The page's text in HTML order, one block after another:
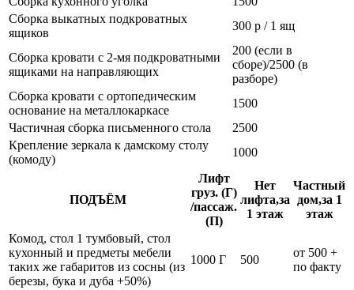
Сборка выкатных подкроватных
ящиков
300 р / 1 ящ
Сборка кровати с 2-мя подкроватными
ящиками на направляющих
200 (если в
сборе)/2500 (в
разборе)
Сборка кровати с ортопедическим
основание на металлокаркасе
1500
Частичная сборка письменного стола
2500
Крепление зеркала к дамскому столу
(комоду)
1000
ПОДЪЁМ
Лифт
груз. (Г)
/пассаж.
(П)
Нет
лифта,за
1 этаж
Частный
дом,за 1
этаж
Комод, стол 1 тумбовый, стол
кухонный и предметы мебели
таких же габаритов из сосны (из
березы, бука и дуба +50%)
1000 Г 500
от 500 +
по факту